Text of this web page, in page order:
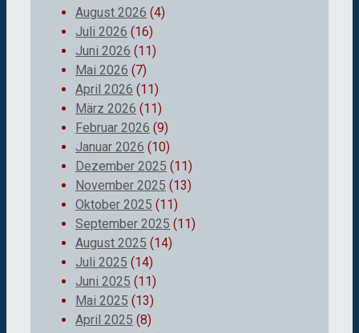
August 2026 (4)
Juli 2026 (16)
Juni 2026 (11)
Mai 2026 (7)
April 2026 (11)
März 2026 (11)
Februar 2026 (9)
Januar 2026 (10)
Dezember 2025 (11)
November 2025 (13)
Oktober 2025 (11)
September 2025 (11)
August 2025 (14)
Juli 2025 (14)
Juni 2025 (11)
Mai 2025 (13)
April 2025 (8)